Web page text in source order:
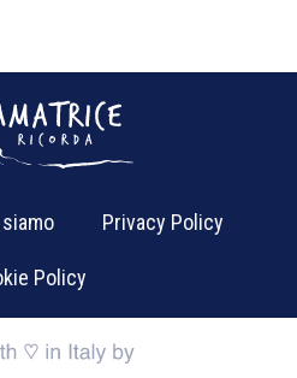
Privacy Policy
Policy